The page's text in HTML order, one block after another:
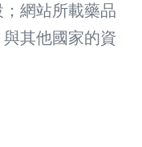
網站所載藥品
其他國家的資